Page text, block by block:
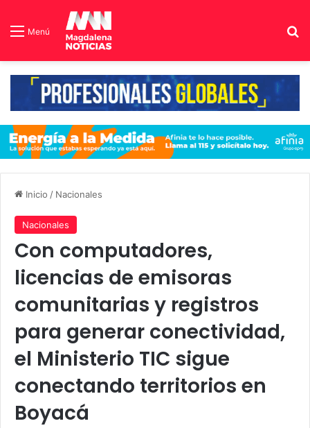
Menú
Inicio / Nacionales
Nacionales
Con computadores,
licencias de emisoras
comunitarias y registros
para generar conectividad,
el Ministerio TIC sigue
conectando territorios en
Boyacá